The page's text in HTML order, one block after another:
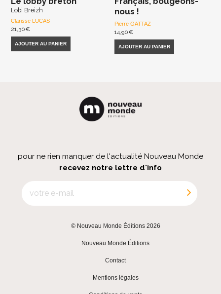
Lobi Breizh
Clarisse LUCAS
21,30€
AJOUTER AU PANIER
nous !
Pierre GATTAZ
14,90€
AJOUTER AU PANIER
pour ne rien manquer de l'actualité Nouveau Monde
recevez notre lettre d'info
© Nouveau Monde Éditions 2026
Nouveau Monde Éditions
Contact
Mentions légales